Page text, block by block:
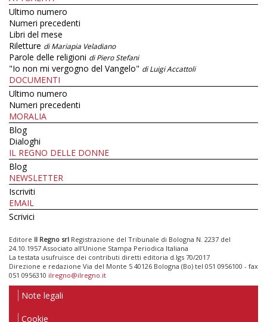
Ultimo numero
Numeri precedenti
Libri del mese
Riletture di Mariapia Veladiano
Parole delle religioni di Piero Stefani
"Io non mi vergogno del Vangelo" di Luigi Accattoli
DOCUMENTI
Ultimo numero
Numeri precedenti
MORALIA
Blog
Dialoghi
IL REGNO DELLE DONNE
Blog
NEWSLETTER
Iscriviti
EMAIL
Scrivici
Editore Il Regno srl Registrazione del Tribunale di Bologna N. 2237 del
24.10.1957 Associato all’Unione Stampa Periodica Italiana
La testata usufruisce dei contributi diretti editoria d.lgs 70/2017
Direzione e redazione Via del Monte 5 40126 Bologna (Bo) tel 051 0956100 - fax
051 0956310 ilregno@ilregno.it
Note legali
Cookie